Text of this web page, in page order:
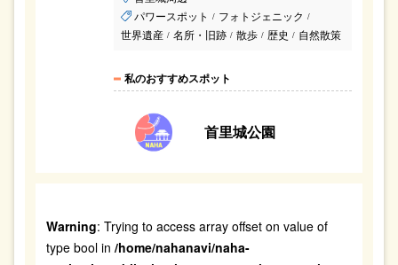
パワースポット / フォトジェニック /
世界遺産 / 名所・旧跡 / 散歩 / 歴史 / 自然散策
私のおすすめスポット
首里城公園
Warning: Trying to access array offset on value of
type bool in /home/nahanavi/naha-